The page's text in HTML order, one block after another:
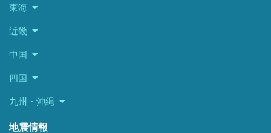
東海
近畿
中国
四国
九州・沖縄
地震情報